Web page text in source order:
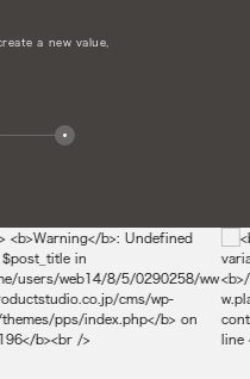
a new value,